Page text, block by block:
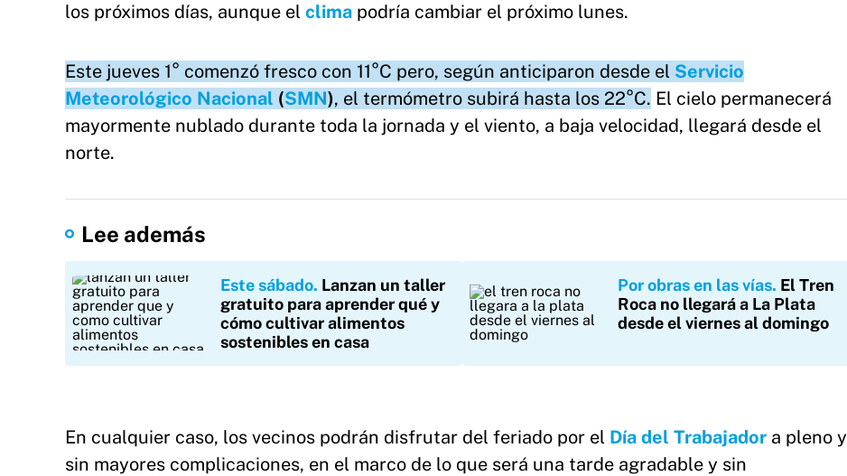
los próximos días, aunque el clima podría cambiar el próximo lunes.
Este jueves 1° comenzó fresco con 11°C pero, según anticiparon desde el Servicio
Meteorológico Nacional (SMN), el termómetro subirá hasta los 22°C. El cielo permanecerá
mayormente nublado durante toda la jornada y el viento, a baja velocidad, llegará desde el
norte.
Lee además
Este sábado Lanzan un taller
gratuito para aprender qué y
cómo cultivar alimentos
sostenibles en casa
Por obras en las vías El Tren
Roca no llegará a La Plata
desde el viernes al domingo
En cualquier caso, los vecinos podrán disfrutar del feriado por el Día del Trabajador a pleno y
sin mayores complicaciones, en el marco de lo que será una tarde agradable y sin